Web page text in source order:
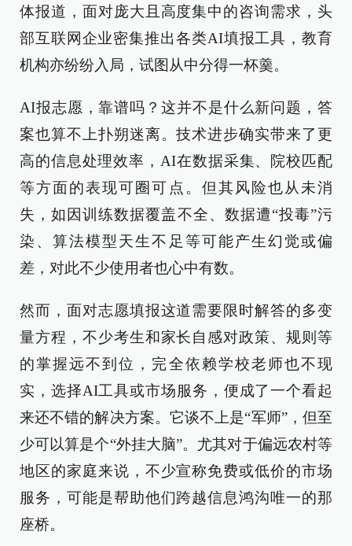
体报道，面对庞大且高度集中的咨询需求，头
部互联网企业密集推出各类AI填报工具，教育
机构亦纷纷入局，试图从中分得一杯羹。
AI报志愿，靠谱吗？这并不是什么新问题，答
案也算不上扑朔迷离。技术进步确实带来了更
高的信息处理效率，AI在数据采集、院校匹配
等方面的表现可圈可点。但其风险也从未消
失，如因训练数据覆盖不全、数据遭“投毒”污
染、算法模型天生不足等可能产生幻觉或偏
差，对此不少使用者也心中有数。
然而，面对志愿填报这道需要限时解答的多变
量方程，不少考生和家长自感对政策、规则等
的掌握远不到位，完全依赖学校老师也不现
实，选择AI工具或市场服务，便成了一个看起
来还不错的解决方案。它谈不上是“军师”，但至
少可以算是个“外挂大脑”。尤其对于偏远农村等
地区的家庭来说，不少宣称免费或低价的市场
服务，可能是帮助他们跨越信息鸿沟唯一的那
座桥。